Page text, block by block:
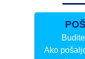
Ako